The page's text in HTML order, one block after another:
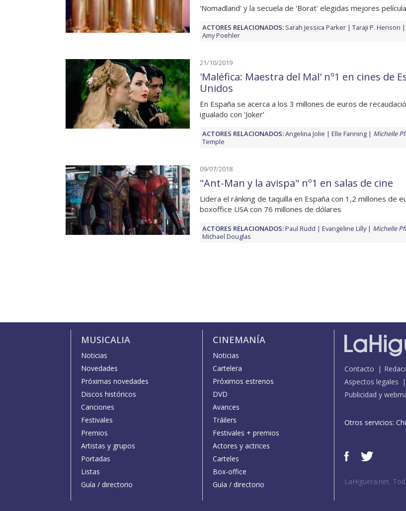
'Nomadland' y la secuela de 'Borat' elegidas mejores
ACTORES RELACIONADOS: Sarah Jessica Parker Taraji P. Henson
Amy Poehler
21/10/2019
'Maléfica: Maestra del Mal' nº1 en cines de
Unidos
En España se acerca a los 3 millones de euros de
igualado con 'Joker'
ACTORES RELACIONADOS:Angelina Jolie Elle Fanning Michelle
Temple
09/07/2018
"Ant-Man y la avispa" nº1 en salas de cine
Lidera el ránking de taquilla en España con 1,2 millones de
boxoffice USA con 76 millones de dólares
ACTORES RELACIONADOS:Paul Rudd Evangeline Lilly
Michelle
Michael Douglas
MUSICALIA
Noticias
Novedades
Próximas novedades
Discos históricos
Canciones
Festivales
Premios
Artistas y grupos
Portadas
Listas
Guía / directorio
CINEMANÍA
Noticias
Cartelera
Próximos estrenos
DVD
Avances
Tráilers
Festivales + premios
Actores y actrices
Carteles
Box-office
Guía / directorio
Contacto
Aspectos legales
Publicidad y
Otros servicios:
LaHiguera.net.